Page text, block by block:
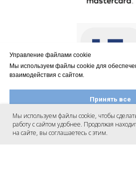
Управление файлами cookie
Мы используем файлы cookie для
взаимодействия с сайтом.
Принять все
Настроить файлы
Оплата осуществляется
АО КБ «Модульбанк»
Мы используем файлы cookie, чтобы
работу с сайтом удобнее. Продолжая
на сайте, вы соглашаетесь с этим.